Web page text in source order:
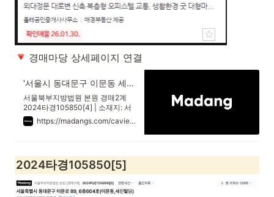
경매마당 상세페이지 연결
'서울시 동대문구 이문동 세진' 의 시세, 권리분석, 상세정보
서울북부지방법원 본원 경매2계
2024타경105850[4] | 소재지: 서
울특별시 동대문구 이문로 89, 14
층1407호 (이문동,세진빌딩) | 최
https://madangs.com/caview?m_code=0520240105850004
2024타경105850[5]